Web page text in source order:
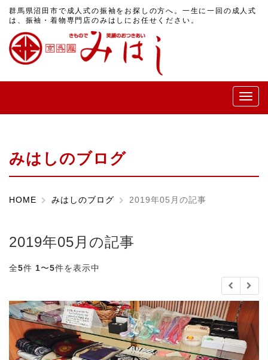
群馬県沼田市で成人式の振袖をお探しの方へ。一生に一回の成人式
は、振袖・着物専門店のみはしにお任せください。
メ
ニ
みはしのブログ
HOME みはしのブログ 2019年05月の記事
2019年05月の記事
全5件 1〜5件を表示中